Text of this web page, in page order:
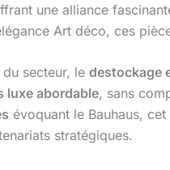
une alliance
Art déco, ces
secteur, le destockage
luxe abordable, sans
évoquant le Bauhaus,
stratégiques.